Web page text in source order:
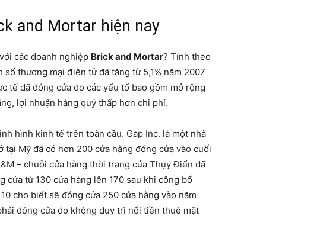
and Mortar hiện nay
các doanh nghiệp Brick and Mortar? Tính theo
thương mại điện tử đã tăng từ 5,1% năm 2007
tế đã đóng cửa do các yếu tố bao gồm mở rộng
lợi nhuận hàng quý thấp hơn chi phí.
hình kinh tế trên toàn cầu. Gap Inc. là một nhà
Mỹ đã có hơn 200 cửa hàng đóng cửa vào cuối
– chuỗi cửa hàng thời trang của Thụy Điển đã
từ 130 cửa hàng lên 170 sau khi công bố
cho biết sẽ đóng cửa 250 cửa hàng vào năm
đóng cửa do không duy trì nổi tiền thuê mặt